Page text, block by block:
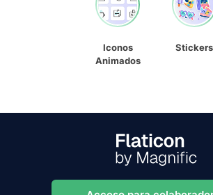
Iconos
Animados
Stickers